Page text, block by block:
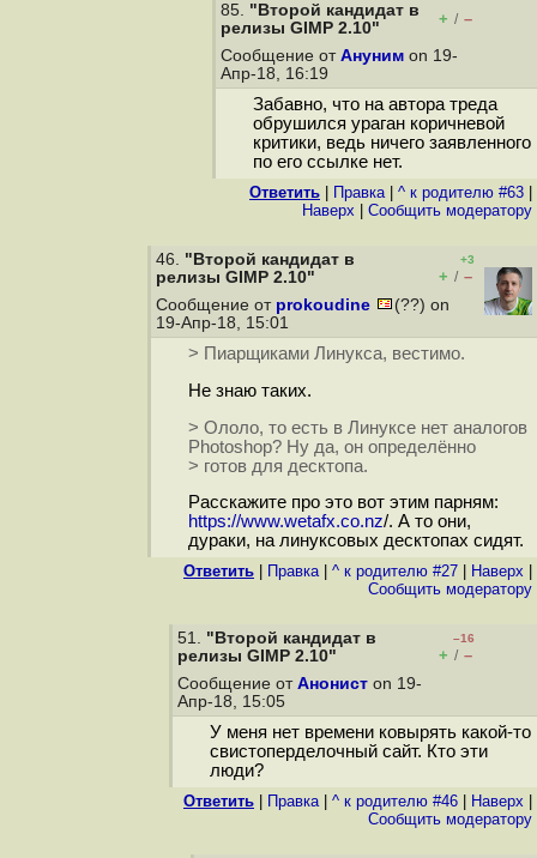
85. "Второй кандидат в
релизы GIMP 2.10"
+ / –
Сообщение от Ануним on 19-
Апр-18, 16:19
Забавно, что на автора треда
обрушился ураган коричневой
критики, ведь ничего заявленного
по его ссылке нет.
Ответить Правка| ^ к родителю #63
Наверх
Cообщить модератору
46. "Второй кандидат в
релизы GIMP 2.10"
+3
+ / –
Сообщение от prokoudine
(??) on
19-Апр-18, 15:01
> Пиарщиками Линукса, вестимо.
Не знаю таких.
> Ололо, то есть в Линуксе нет аналогов
Photoshop? Ну да, он определённо
> готов для десктопа.
Расскажите про это вот этим парням:
https://www.wetafx.co.nz/. А то они,
дураки, на линуксовых десктопах сидят.
Ответить Правка| ^ к родителю #27 Наверх
Cообщить модератору
51. "Второй кандидат в
релизы GIMP 2.10"
–16
+ / –
Сообщение от Анонист on 19-
Апр-18, 15:05
У меня нет времени ковырять какой-то
свистоперделочный сайт. Кто эти
люди?
Ответить Правка| ^ к родителю #46 Наверх
Cообщить модератору